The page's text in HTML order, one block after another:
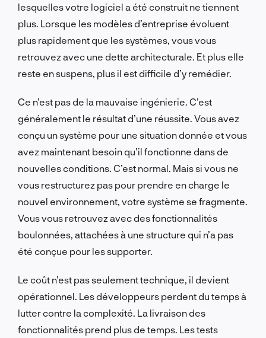
lesquelles votre logiciel a été construit ne tiennent
plus. Lorsque les modèles d’entreprise évoluent
plus rapidement que les systèmes, vous vous
retrouvez avec une dette architecturale. Et plus elle
reste en suspens, plus il est difficile d’y remédier.
Ce n’est pas de la mauvaise ingénierie. C’est
généralement le résultat d’une réussite. Vous avez
conçu un système pour une situation donnée et vous
avez maintenant besoin qu’il fonctionne dans de
nouvelles conditions. C’est normal. Mais si vous ne
vous restructurez pas pour prendre en charge le
nouvel environnement, votre système se fragmente.
Vous vous retrouvez avec des fonctionnalités
boulonnées, attachées à une structure qui n’a pas
été conçue pour les supporter.
Le coût n’est pas seulement technique, il devient
opérationnel. Les développeurs perdent du temps à
lutter contre la complexité. La livraison des
fonctionnalités prend plus de temps. Les tests